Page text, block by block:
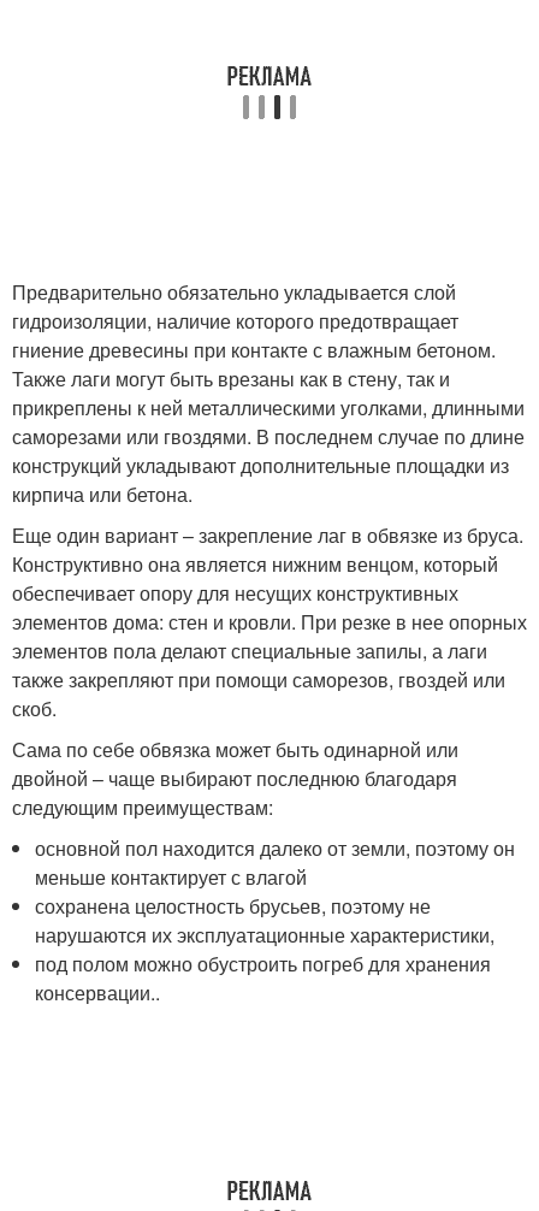
Предварительно обязательно укладывается слой
гидроизоляции, наличие которого предотвращает
гниение древесины при контакте с влажным бетоном.
Также лаги могут быть врезаны как в стену, так и
прикреплены к ней металлическими уголками, длинными
саморезами или гвоздями. В последнем случае по длине
конструкций укладывают дополнительные площадки из
кирпича или бетона.
Еще один вариант – закрепление лаг в обвязке из бруса.
Конструктивно она является нижним венцом, который
обеспечивает опору для несущих конструктивных
элементов дома: стен и кровли. При резке в нее опорных
элементов пола делают специальные запилы, а лаги
также закрепляют при помощи саморезов, гвоздей или
скоб.
Сама по себе обвязка может быть одинарной или
двойной – чаще выбирают последнюю благодаря
следующим преимуществам:
основной пол находится далеко от земли, поэтому он
меньше контактирует с влагой
сохранена целостность брусьев, поэтому не
нарушаются их эксплуатационные характеристики,
под полом можно обустроить погреб для хранения
консервации..